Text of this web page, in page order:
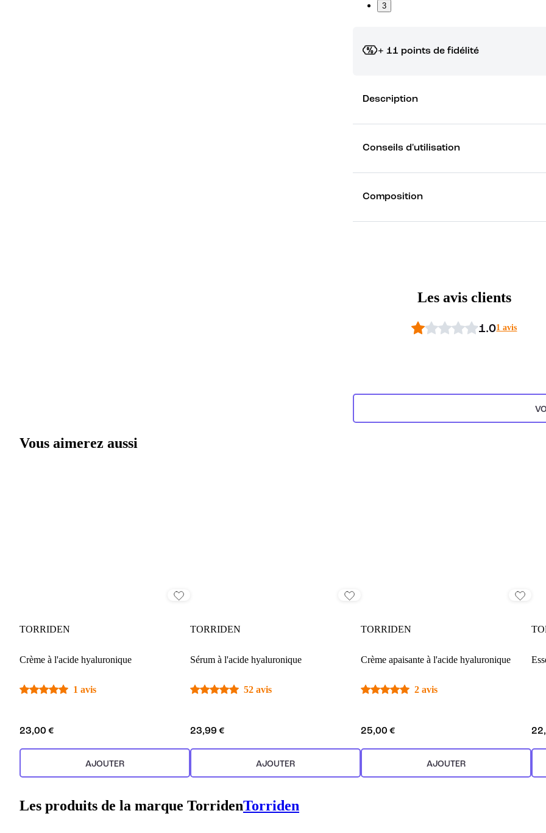
3
+ 11 points de fidélité
Description
Conseils d'utilisation
Composition
Les avis clients
1.01 avis
Vous aimerez aussi
TORRIDEN
Crème à l'acide hyaluronique
1 avis
23,00 €
AJOUTER
TORRIDEN
Sérum à l'acide hyaluronique
52 avis
23,99 €
AJOUTER
TORRIDEN
Crème apaisante à l'acide hyaluronique
2 avis
25,00 €
AJOUTER
Les produits de la marque TorridenTorriden